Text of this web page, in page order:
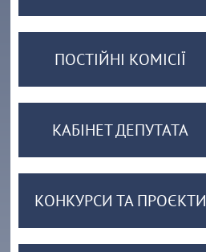
ПОСТІЙНІ КОМІСІЇ
КАБІНЕТ ДЕПУТАТА
КОНКУРСИ ТА ПРОЄКТИ